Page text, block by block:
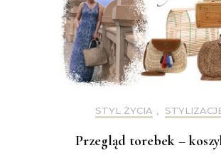
STYL ŻYCIA ,
Przegląd torebek –